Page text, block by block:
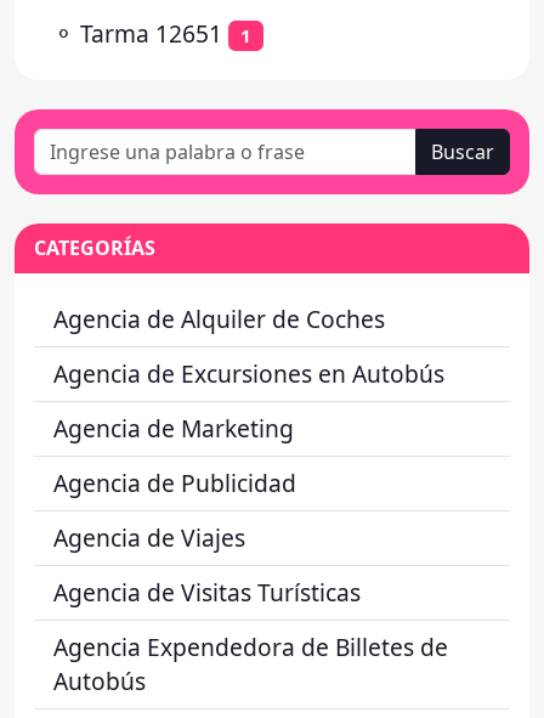
⚬ Tarma 12651 1
Buscar
CATEGORÍAS
Agencia de Alquiler de Coches
Agencia de Excursiones en Autobús
Agencia de Marketing
Agencia de Publicidad
Agencia de Viajes
Agencia de Visitas Turísticas
Agencia Expendedora de Billetes de
Autobús